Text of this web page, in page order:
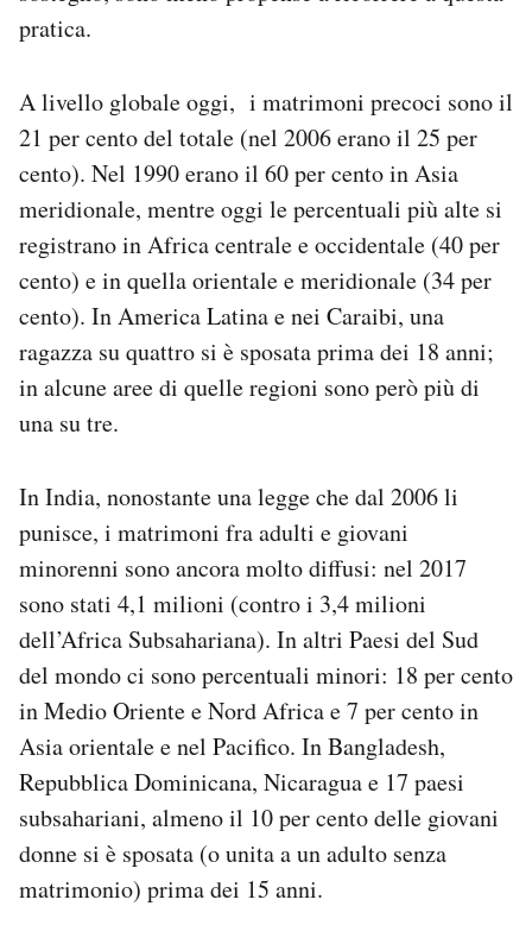
pratica.
A livello globale oggi, i matrimoni precoci sono il
21 per cento del totale (nel 2006 erano il 25 per
cento). Nel 1990 erano il 60 per cento in Asia
meridionale, mentre oggi le percentuali più alte si
registrano in Africa centrale e occidentale (40 per
cento) e in quella orientale e meridionale (34 per
cento). In America Latina e nei Caraibi, una
ragazza su quattro si è sposata prima dei 18 anni;
in alcune aree di quelle regioni sono però più di
una su tre.
In India, nonostante una legge che dal 2006 li
punisce, i matrimoni fra adulti e giovani
minorenni sono ancora molto diffusi: nel 2017
sono stati 4,1 milioni (contro i 3,4 milioni
dell’Africa Subsahariana). In altri Paesi del Sud
del mondo ci sono percentuali minori: 18 per cento
in Medio Oriente e Nord Africa e 7 per cento in
Asia orientale e nel Pacifico. In Bangladesh,
Repubblica Dominicana, Nicaragua e 17 paesi
subsahariani, almeno il 10 per cento delle giovani
donne si è sposata (o unita a un adulto senza
matrimonio) prima dei 15 anni.